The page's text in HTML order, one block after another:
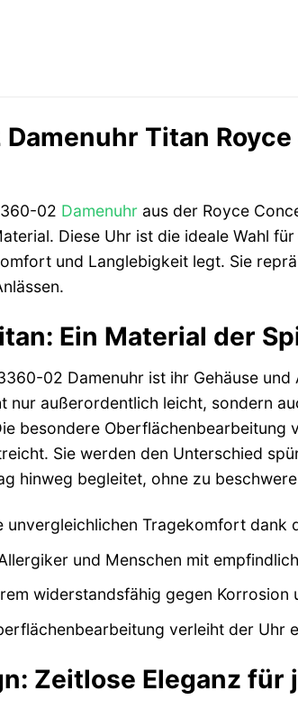
Titan
02 Damenuhraus der Royce
Diese Uhr ist die ideale Wahl
und Langlebigkeit legt. Sie
Ein Material der
02 Damenuhr ist ihr Gehäuse
nur außerordentlich leicht, sondern
besondere
Sie werden den Unterschied
hinweg begleitet, ohne zu
unvergleichlichen Tragekomfort dank
und Menschen mit
widerstandsfähig gegen
verleiht der Uhr
Zeitlose Eleganz für